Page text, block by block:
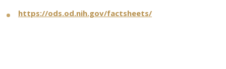
https://ods.od.nih.gov/factsheets/